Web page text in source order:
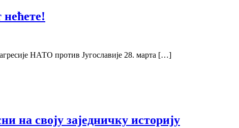
НАТО против Југославије 28. марта […]
на своју заједничку историју